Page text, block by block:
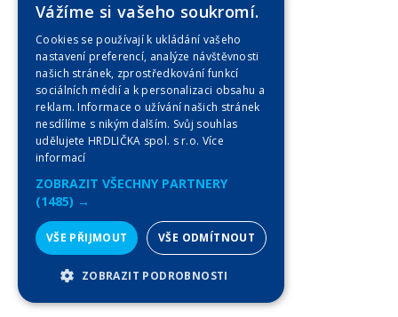
Vážíme si vašeho soukromí.
Cookies se používají k ukládání vašeho
nastavení preferencí, analýze návštěvnosti
našich stránek, zprostředkování funkcí
sociálních médií a k personalizaci obsahu a
reklam. Informace o užívání našich stránek
nesdílíme s nikým dalším. Svůj souhlas
udělujete HRDLIČKA spol. s r.o. Více
informací
ZOBRAZIT VŠECHNY PARTNERY
(1485) →
VŠE PŘIJMOUT VŠE ODMÍTNOUT
ZOBRAZIT PODROBNOSTI